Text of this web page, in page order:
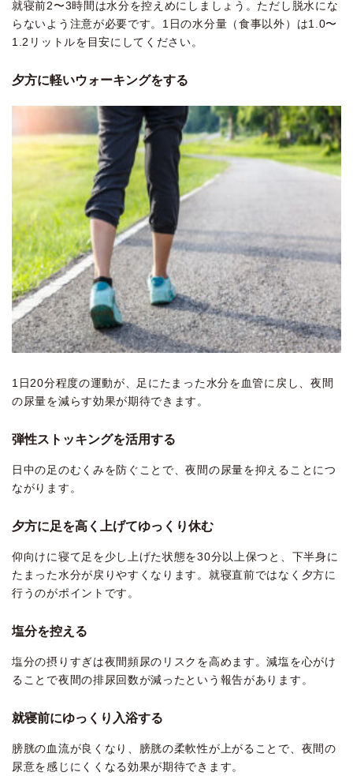
就寝前2〜3時間は水分を控えめにしましょう。ただし脱水にな
らないよう注意が必要です。1日の水分量（食事以外）は1.0〜
1.2リットルを目安にしてください。
夕方に軽いウォーキングをする
1日20分程度の運動が、足にたまった水分を血管に戻し、夜間
の尿量を減らす効果が期待できます。
弾性ストッキングを活用する
日中の足のむくみを防ぐことで、夜間の尿量を抑えることにつ
ながります。
夕方に足を高く上げてゆっくり休む
仰向けに寝て足を少し上げた状態を30分以上保つと、下半身に
たまった水分が戻りやすくなります。就寝直前ではなく夕方に
行うのがポイントです。
塩分を控える
塩分の摂りすぎは夜間頻尿のリスクを高めます。減塩を心がけ
ることで夜間の排尿回数が減ったという報告があります。
就寝前にゆっくり入浴する
膀胱の血流が良くなり、膀胱の柔軟性が上がることで、夜間の
尿意を感じにくくなる効果が期待できます。